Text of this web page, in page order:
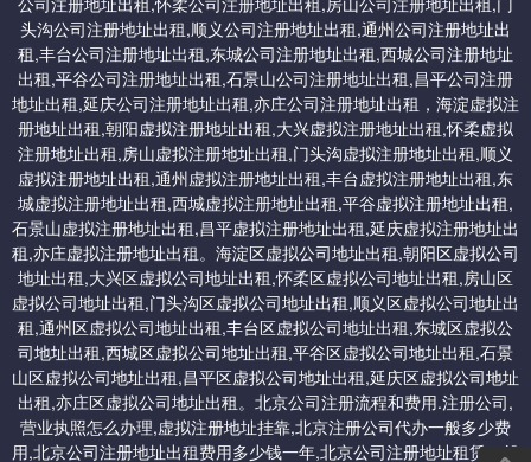
提供北京一次性收费永久免费使用的地址：交一次钱，以后地址不
需要续费。
一：顺义集中办公区虚拟地址：5000/一次性收费永久免费。
二：平谷一次性收费地址：4000
三：延庆科技园区地址：5000/一次性收费永久免费
四：怀柔一次性收费地址：4000起/一次性收费
五：北京经济开发区虚拟地址（大兴）：7000 新注册/一次性收费
头沟公司注册地址出租,顺义公司注册地址出租,通州公司注册地址出
租,丰台公司注册地址出租,东城公司注册地址出租,西城公司注册地址
出租,平谷公司注册地址出租,石景山公司注册地址出租,昌平公司注册
地址出租,延庆公司注册地址出租,亦庄公司注册地址出租，海淀虚拟注
册地址出租,朝阳虚拟注册地址出租,大兴虚拟注册地址出租,怀柔虚拟
注册地址出租,房山虚拟注册地址出租,门头沟虚拟注册地址出租,顺义
虚拟注册地址出租,通州虚拟注册地址出租,丰台虚拟注册地址出租,东
城虚拟注册地址出租,西城虚拟注册地址出租,平谷虚拟注册地址出租,
石景山虚拟注册地址出租,昌平虚拟注册地址出租,延庆虚拟注册地址出
租,亦庄虚拟注册地址出租。海淀区虚拟公司地址出租,朝阳区虚拟公司
地址出租,大兴区虚拟公司地址出租,怀柔区虚拟公司地址出租,房山区
虚拟公司地址出租,门头沟区虚拟公司地址出租,顺义区虚拟公司地址出
租,通州区虚拟公司地址出租,丰台区虚拟公司地址出租,东城区虚拟公
司地址出租,西城区虚拟公司地址出租,平谷区虚拟公司地址出租,石景
山区虚拟公司地址出租,昌平区虚拟公司地址出租,延庆区虚拟公司地址
出租,亦庄区虚拟公司地址出租。北京公司注册流程和费用.注册公司,
营业执照怎么办理,虚拟注册地址挂靠,北京注册公司代办一般多少费
用,北京公司注册地址出租费用多少钱一年,北京公司注册地址租赁一般